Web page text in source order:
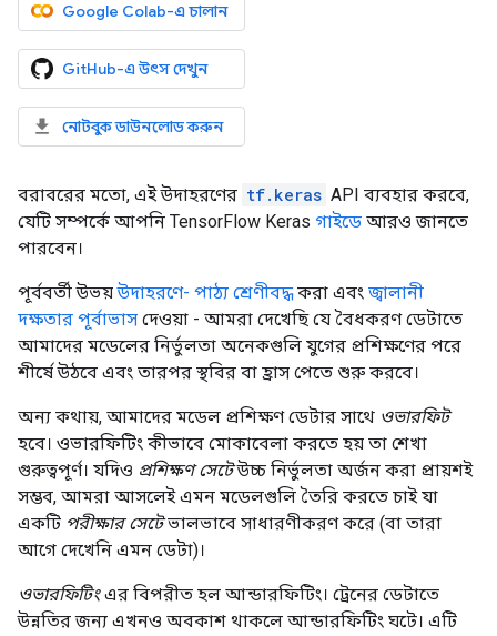
Google Colab-এ চালান
GitHub-এ উৎস দেখুন
নোটবুক ডাউনলোড করুন
বরাবরের মতো, এই উদাহরণের tf.keras API ব্যবহার করবে,
যেটি সম্পর্কে আপনি TensorFlow Keras গাইডে আরও জানতে
পারবেন।
পূর্ববর্তী উভয়উদাহরণে- পাঠ্য শ্রেণীবদ্ধকরা এবং জ্বালানী
দক্ষতার পূর্বাভাস দেওয়া - আমরা দেখেছি যে বৈধকরণ ডেটাতে
আমাদের মডেলের নির্ভুলতা অনেকগুলি যুগের প্রশিক্ষণের পরে
শীর্ষে উঠবে এবং তারপর স্থবির বা হ্রাস পেতে শুরু করবে।
অন্য কথায়, আমাদের মডেল প্রশিক্ষণ ডেটার সাথে ওভারফিট
হবে। ওভারফিটিং কীভাবে মোকাবেলা করতে হয় তা শেখা
গুরুত্বপূর্ণ। যদিও প্রশিক্ষণ সেটেউচ্চ নির্ভুলতা অর্জন করা প্রায়শই
সম্ভব, আমরা আসলেই এমন মডেলগুলি তৈরি করতে চাই যা
একটি পরীক্ষার সেটেভালভাবে সাধারণীকরণ করে (বা তারা
আগে দেখেনি এমন ডেটা)।
ওভারফিটিংএর বিপরীত হল আন্ডারফিটিং। ট্রেনের ডেটাতে
উন্নতির জন্য এখনও অবকাশ থাকলে আন্ডারফিটিং ঘটে। এটি